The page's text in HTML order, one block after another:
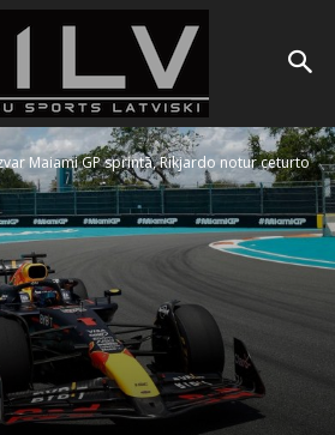
Maiami GP sprintā, Rikjardo notur ceturto